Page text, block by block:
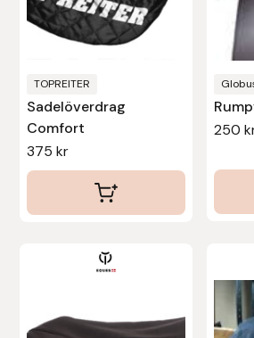
TOPREITER
Sadelöverdrag
Comfort
375kr
250
Nammi Godis
Nyttorp
Parisol
Prestige